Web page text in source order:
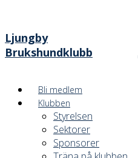
Ljungby
Brukshundklubb
Bli medlem
Klubben
Styrelsen
Sektorer
Sponsorer